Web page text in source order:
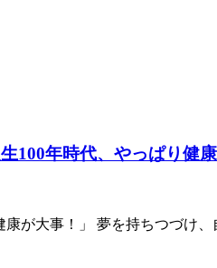
100年時代、やっぱり健康
が大事！」 夢を持ちつづけ